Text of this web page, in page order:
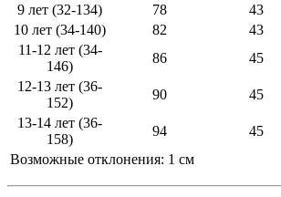
9 лет (32-134)
78 43
10 лет (34-140)
82 43
11-12 лет (34-
146)
86 45
12-13 лет (36-
152)
90 45
13-14 лет (36-
158)
94 45
Возможные отклонения: 1 см